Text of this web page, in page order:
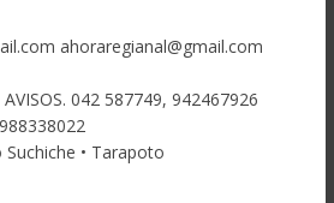
ahoraregianal@gmail.com
042 587749, 942467926
Suchiche • Tarapoto